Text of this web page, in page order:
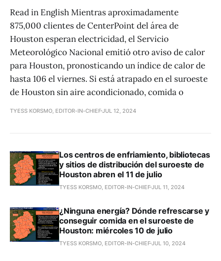
Read in English Mientras aproximadamente
875,000 clientes de CenterPoint del área de
Houston esperan electricidad, el Servicio
Meteorológico Nacional emitió otro aviso de calor
para Houston, pronosticando un índice de calor de
hasta 106 el viernes. Si está atrapado en el suroeste
de Houston sin aire acondicionado, comida o
TYESS KORSMO, EDITOR-IN-CHIEFJUL 12, 2024
Los centros de enfriamiento, bibliotecas
y sitios de distribución del suroeste de
Houston abren el 11 de julio
TYESS KORSMO, EDITOR-IN-CHIEFJUL 11, 2024
¿Ninguna energía? Dónde refrescarse y
conseguir comida en el suroeste de
Houston: miércoles 10 de julio
TYESS KORSMO, EDITOR-IN-CHIEFJUL 10, 2024